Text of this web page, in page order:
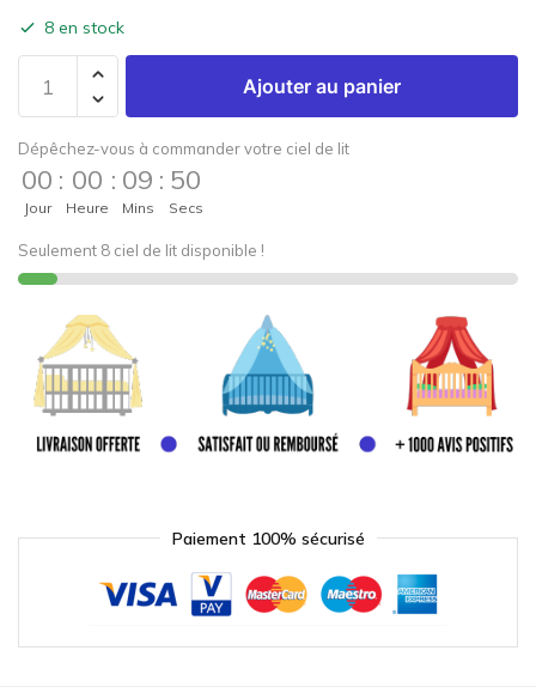
8 en stock
Ajouter au panier
Dépêchez-vous à commander votre ciel de lit
00
Jour
: 00
Heure
: 09
Mins
: 50
Secs
Seulement 8 ciel de lit disponible !
Paiement 100% sécurisé